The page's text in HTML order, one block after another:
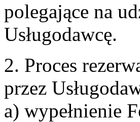
polegające na
Usługodawcę.
2. Proces
przez
a) wypełnienie